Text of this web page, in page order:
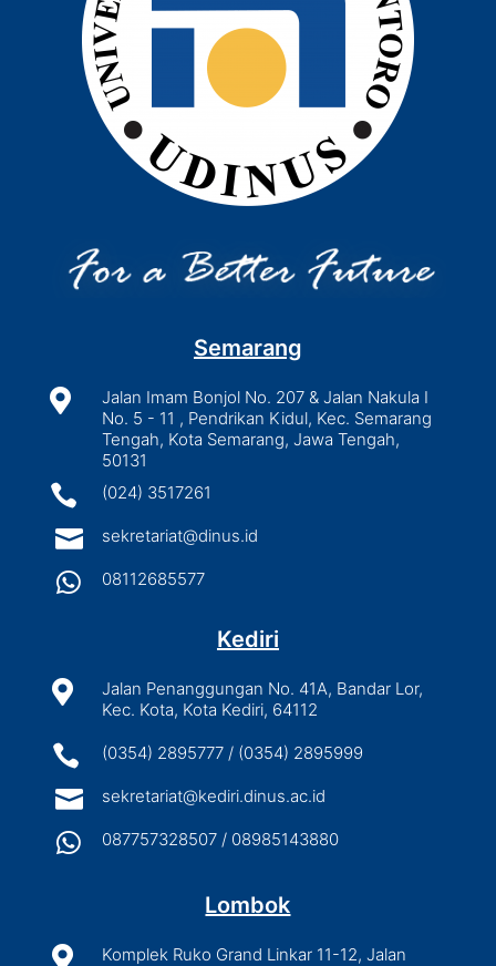
Semarang

Jalan Imam Bonjol No. 207 & Jalan Nakula I
No. 5 - 11 , Pendrikan Kidul, Kec. Semarang
Tengah, Kota Semarang, Jawa Tengah,
50131
 (024) 3517261
 sekretariat@dinus.id
 08112685577
Kediri

Jalan Penanggungan No. 41A, Bandar Lor,
Kec. Kota, Kota Kediri, 64112
 (0354) 2895777 / (0354) 2895999
 sekretariat@kediri.dinus.ac.id
 087757328507 / 08985143880
Lombok

Komplek Ruko Grand Linkar 11-12, Jalan